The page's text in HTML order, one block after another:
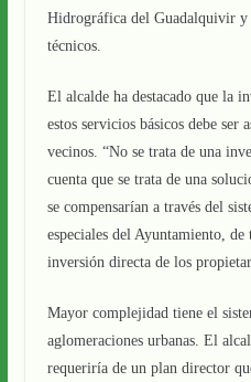
Hidrográfica del Guadalquivir y
técnicos.
El alcalde ha destacado que la
estos servicios básicos debe ser
vecinos. “No se trata de una
cuenta que se trata de una
se compensarían a través del
especiales del Ayuntamiento,
inversión directa de los
Mayor complejidad tiene el
aglomeraciones urbanas. El
requeriría de un plan director